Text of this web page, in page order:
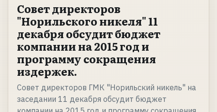
Совет директоров
"Норильского никеля" 11
декабря обсудит бюджет
компании на 2015 год и
программу сокращения
издержек.
Совет директоров ГМК "Норильский никель" на
заседании 11 декабря обсудит бюджет